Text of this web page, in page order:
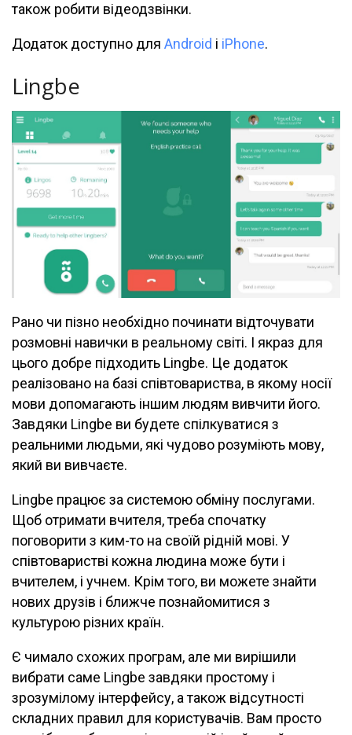
також робити відеодзвінки.
Додаток доступно для Android і iPhone.
Lingbe
Рано чи пізно необхідно починати відточувати
розмовні навички в реальному світі. І якраз для
цього добре підходить Lingbe. Це додаток
реалізовано на базі співтовариства, в якому носії
мови допомагають іншим людям вивчити його.
Завдяки Lingbe ви будете спілкуватися з
реальними людьми, які чудово розуміють мову,
який ви вивчаєте.
Lingbe працює за системою обміну послугами.
Щоб отримати вчителя, треба спочатку
поговорити з ким-то на своїй рідній мові. У
співтоваристві кожна людина може бути і
вчителем, і учнем. Крім того, ви можете знайти
нових друзів і ближче познайомитися з
культурою різних країн.
Є чимало схожих програм, але ми вирішили
вибрати саме Lingbe завдяки простому і
зрозумілому інтерфейсу, а також відсутності
складних правил для користувачів. Вам просто